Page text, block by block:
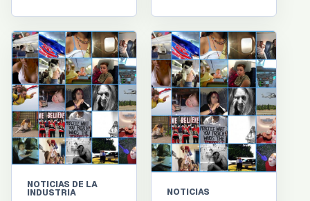
NOTICIAS DE LA
INDUSTRIA NOTICIAS